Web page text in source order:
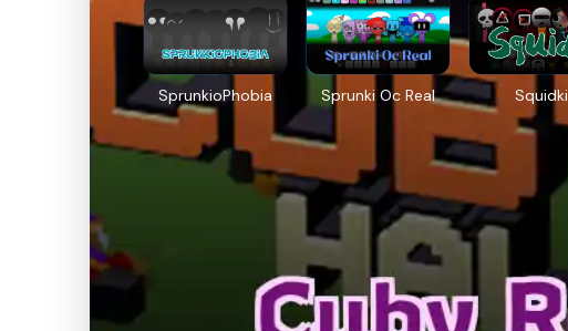
SprunkioPhobia Sprunki Oc Real Squidki